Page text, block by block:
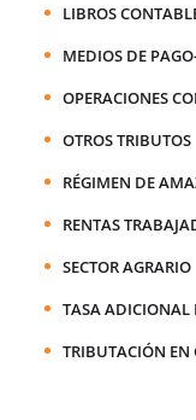
LIBROS
MEDIOS DE
OPERACIONES
OTROS TRIBUTOS
RÉGIMEN DE
RENTAS
SECTOR AGRARIO
TASA ADICIONAL
TRIBUTACIÓN EN